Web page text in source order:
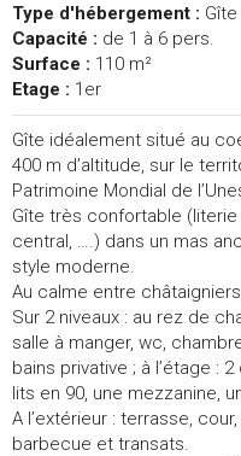
Type d'hébergement :
Capacité : de 1 à 6 pers.
Surface : 110 m²
Etage : 1er
Gîte idéalement situé au
400 m d’altitude, sur le
Patrimoine Mondial de
Gîte très confortable
central, ….) dans un mas
style moderne.
Au calme entre
Sur 2 niveaux : au rez de
salle à manger, wc,
bains privative ; à l’étage :
lits en 90, une mezzanine,
A l’extérieur : terrasse,
barbecue et transats.